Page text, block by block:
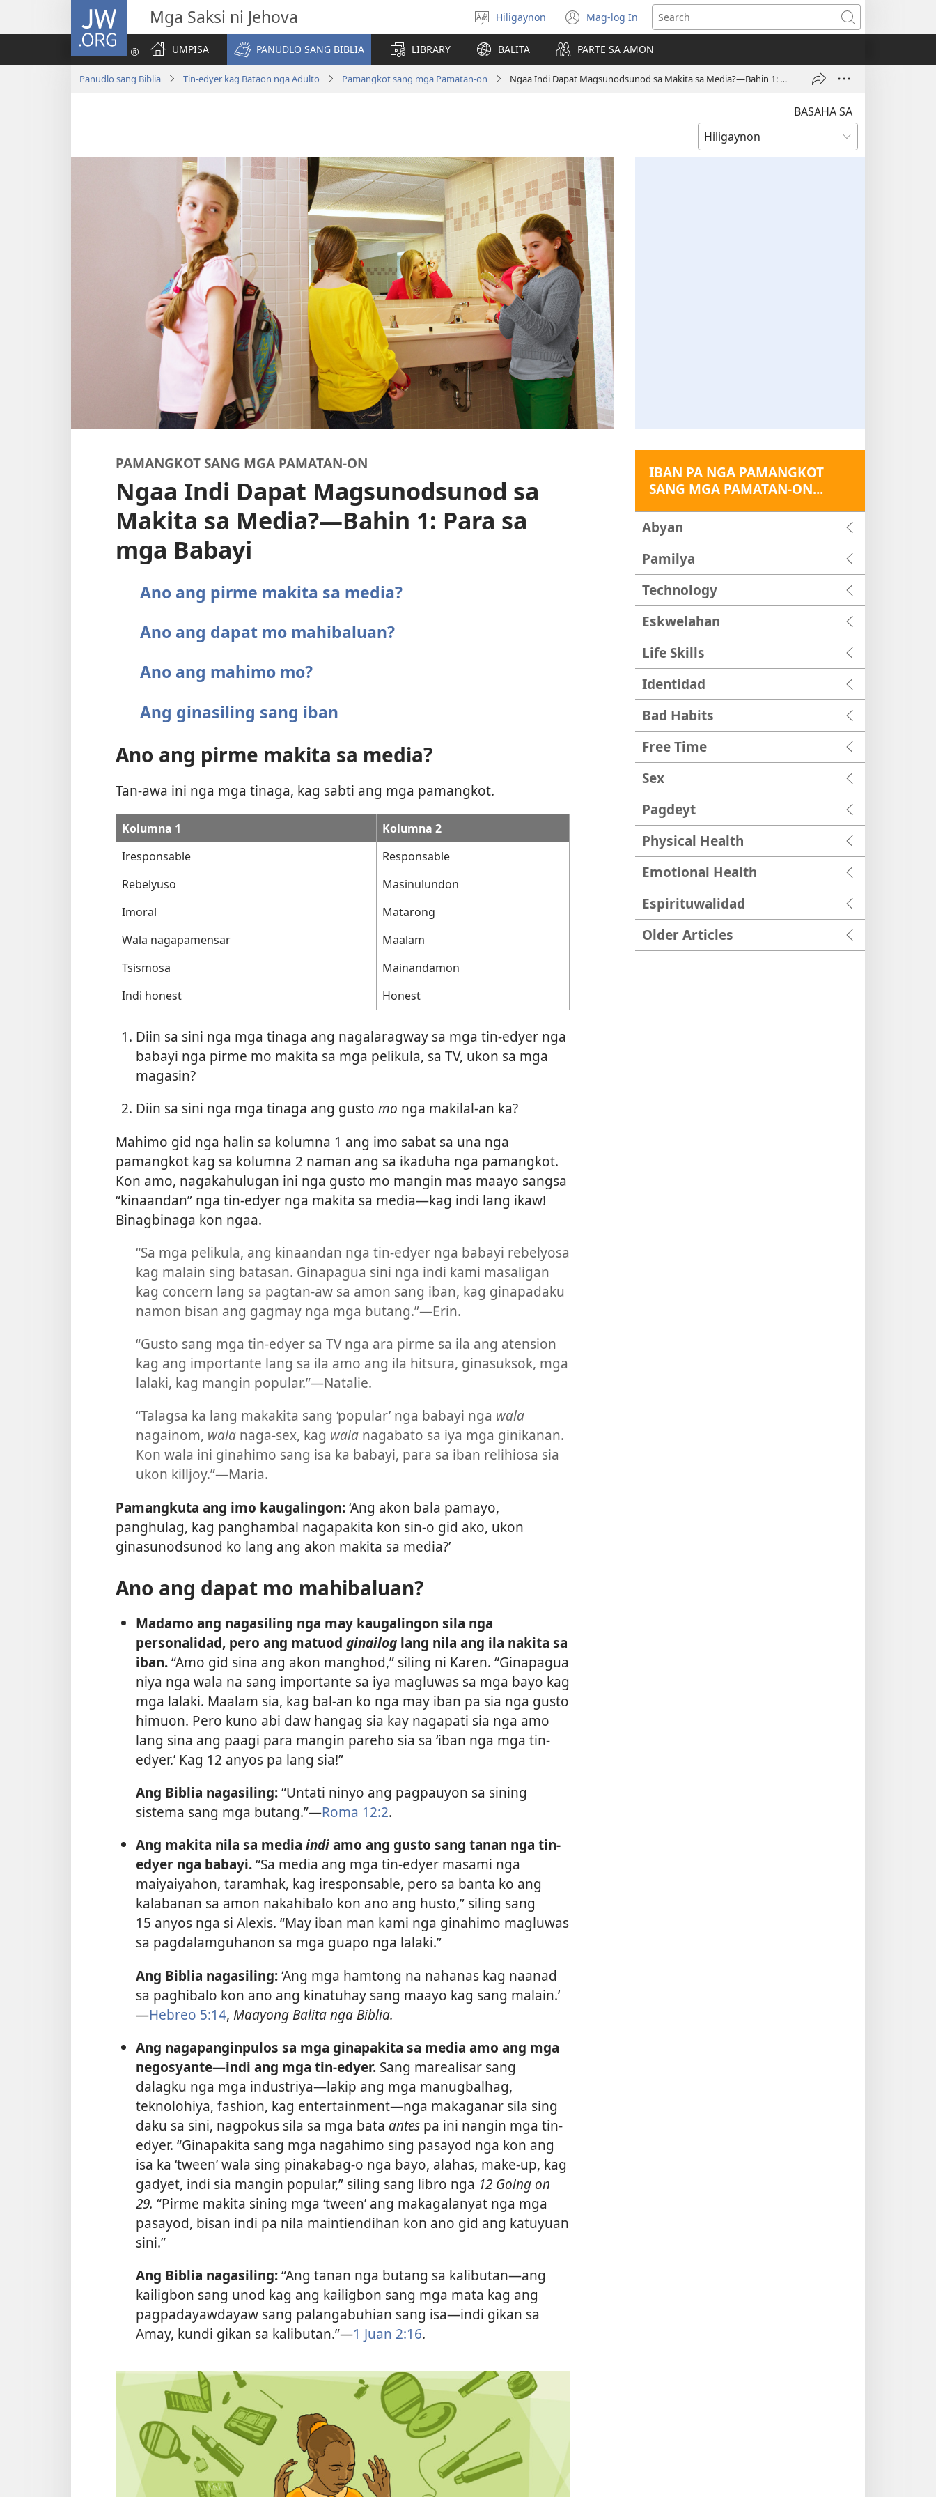
JW.ORG Mga Saksi ni Jehova
Magpili
sing
lenguahe
Hiligaynon Mag-log In
(opens
new
window)
Search
UMPISA
PANUDLO SANG BIBLIA LIBRARY BALITA PARTE SA AMON
Panudlo sang Biblia Tin-edyer kag Bataon nga Adulto Pamangkot sang mga Pamatan-on Ngaa Indi Dapat Magsunodsunod sa Makita sa Media?—Bahin 1: Para sa mga Babayi
BASAHA SA
PAMANGKOT SANG MGA PAMATAN-ON
Ngaa Indi Dapat Magsunodsunod sa
Makita sa Media?—Bahin 1: Para sa
mga Babayi
Ano ang pirme makita sa media?
Ano ang dapat mo mahibaluan?
Ano ang mahimo mo?
Ang ginasiling sang iban
Ano ang pirme makita sa media?
Tan-awa ini nga mga tinaga, kag sabti ang mga pamangkot.
Kolumna 1
Kolumna 2
Iresponsable
Responsable
Rebelyuso
Masinulundon
Imoral
Matarong
Wala nagapamensar
Maalam
Tsismosa
Mainandamon
Indi honest
Honest
Diin sa sini nga mga tinaga ang nagalaragway sa mga tin-edyer nga
babayi nga pirme mo makita sa mga pelikula, sa TV, ukon sa mga
magasin?
Diin sa sini nga mga tinaga ang gusto mo nga makilal-an ka?
Mahimo gid nga halin sa kolumna 1 ang imo sabat sa una nga
pamangkot kag sa kolumna 2 naman ang sa ikaduha nga pamangkot.
Kon amo, nagakahulugan ini nga gusto mo mangin mas maayo sangsa
“kinaandan” nga tin-edyer nga makita sa media​—kag indi lang ikaw!
Binagbinaga kon ngaa.
“Sa mga pelikula, ang kinaandan nga tin-edyer nga babayi rebelyosa
kag malain sing batasan. Ginapagua sini nga indi kami masaligan
kag concern lang sa pagtan-aw sa amon sang iban, kag ginapadaku
namon bisan ang gagmay nga mga butang.”​—Erin.
“Gusto sang mga tin-edyer sa TV nga ara pirme sa ila ang atension
kag ang importante lang sa ila amo ang ila hitsura, ginasuksok, mga
lalaki, kag mangin popular.”​—Natalie.
“Talagsa ka lang makakita sang ‘popular’ nga babayi nga wala
nagainom, walanaga-sex, kag walanagabato sa iya mga ginikanan.
Kon wala ini ginahimo sang isa ka babayi, para sa iban relihiosa sia
ukon killjoy.”​—Maria.
Pamangkuta ang imo kaugalingon:‘Ang akon bala pamayo,
panghulag, kag panghambal nagapakita kon sin-o gid ako, ukon
ginasunodsunod ko lang ang akon makita sa media?’
Ano ang dapat mo mahibaluan?
Madamo ang nagasiling nga may kaugalingon sila nga
personalidad, pero ang matuod ginailoglang nila ang ila nakita sa
iban.“Amo gid sina ang akon manghod,” siling ni Karen. “Ginapagua
niya nga wala na sang importante sa iya magluwas sa mga bayo kag
mga lalaki. Maalam sia, kag bal-an ko nga may iban pa sia nga gusto
himuon. Pero kuno abi daw hangag sia kay nagapati sia nga amo
lang sina ang paagi para mangin pareho sia sa ‘iban nga mga tin-
edyer.’ Kag 12 anyos pa lang sia!”
Ang Biblia nagasiling:“Untati ninyo ang pagpauyon sa sining
sistema sang mga butang.”​—Roma 12:2.
Ang makita nila sa media indiamo ang gusto sang tanan nga tin-
edyer nga babayi.“Sa media ang mga tin-edyer masami nga
maiyaiyahon, taramhak, kag iresponsable, pero sa banta ko ang
kalabanan sa amon nakahibalo kon ano ang husto,” siling sang
15 anyos nga si Alexis. “May iban man kami nga ginahimo magluwas
sa pagdalamguhanon sa mga guapo nga lalaki.”
Ang Biblia nagasiling:‘Ang mga hamtong na nahanas kag naanad
sa paghibalo kon ano ang kinatuhay sang maayo kag sang malain.’​
—Hebreo 5:14, Maayong Balita nga Biblia.
Ang nagapanginpulos sa mga ginapakita sa media amo ang mga
negosyante​—indi ang mga tin-edyer.Sang marealisar sang
dalagku nga mga industriya​—lakip ang mga manugbalhag,
teknolohiya, fashion, kag entertainment​—nga makaganar sila sing
daku sa sini, nagpokus sila sa mga bata antespa ini nangin mga tin-
edyer. “Ginapakita sang mga nagahimo sing pasayod nga kon ang
isa ka ‘tween’ wala sing pinakabag-o nga bayo, alahas, make-up, kag
gadyet, indi sia mangin popular,” siling sang libro nga 12 Going on
29. “Pirme makita sining mga ‘tween’ ang makagalanyat nga mga
pasayod, bisan indi pa nila maintiendihan kon ano gid ang katuyuan
sini.”
Ang Biblia nagasiling:“Ang tanan nga butang sa kalibutan—ang
kailigbon sang unod kag ang kailigbon sang mga mata kag ang
pagpadayawdayaw sang palangabuhian sang isa—indi gikan sa
Amay, kundi gikan sa kalibutan.”​—1 Juan 2:​16.
IBAN PA NGA PAMANGKOT
SANG MGA PAMATAN-ON...
Abyan
Pamilya
Technology
Eskwelahan
Life Skills
Identidad
Bad Habits
Free Time
Sex
Pagdeyt
Physical Health
Emotional Health
Espirituwalidad
Older Articles